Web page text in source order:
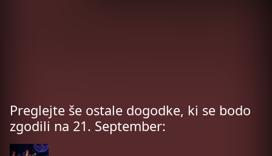
Preglejte še ostale dogodke, ki se bodo
zgodili na 21. September: